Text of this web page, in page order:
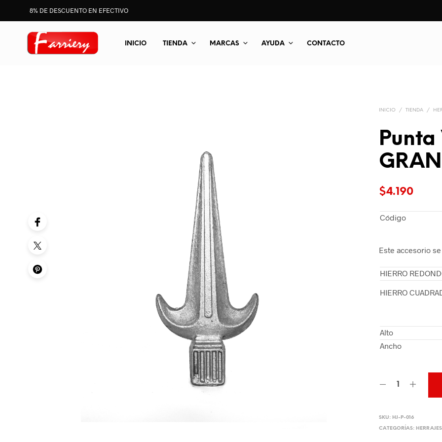
8% DE DESCUENTO EN EFECTIVO
INICIO TIENDA MARCAS AYUDA CONTACTO
INICIO / TIENDA /
$4.190
Código
Este accesorio
HIERRO
HIERRO
Alto
Ancho
SKU: HJ-P-016
CATEGORÍAS: